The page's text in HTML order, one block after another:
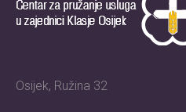
Osijek, Ružina 32